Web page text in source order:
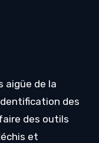
aigüe de la
des
des outils
et